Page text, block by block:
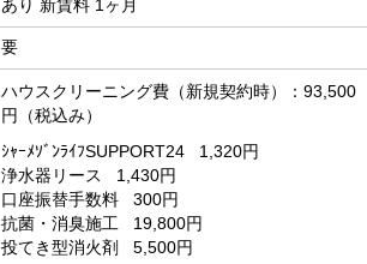
あり 新賃料 1ヶ月
要
ハウスクリーニング費（新規契約時）：93,500
円（税込み）
ｼｬｰﾒｿﾞﾝﾗｲﾌSUPPORT24
1,320円
浄水器リース
1,430円
口座振替手数料
300円
抗菌・消臭施工
19,800円
投てき型消火剤
5,500円